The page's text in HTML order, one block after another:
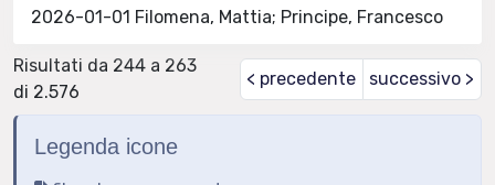
2026-01-01 Filomena, Mattia; Principe, Francesco
Risultati da 244 a 263
di 2.576
< precedente successivo >
Legenda icone